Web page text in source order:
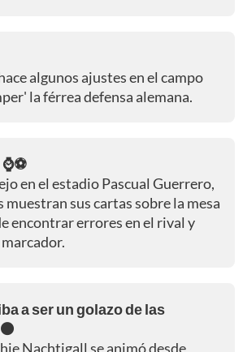
algunos ajustes en el campo
la férrea defensa alemana.
en el estadio Pascual Guerrero,
muestran sus cartas sobre la mesa
encontrar errores en el rival y
a ser un golazo de las
Nachtigall se animó desde